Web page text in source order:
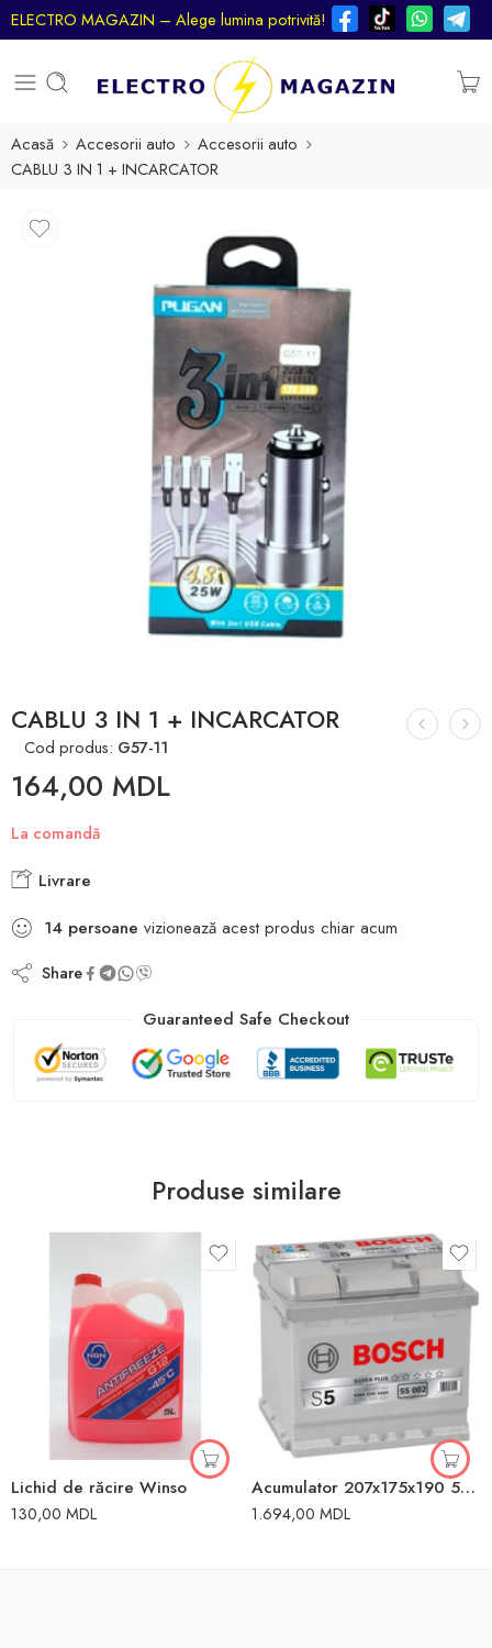
ELECTRO MAGAZIN – Alege lumina potrivită!
Acasă Accesorii auto
Accesorii auto
CABLU 3 IN 1 + INCARCATOR
CABLU 3 IN 1 + INCARCATOR
Cod produs: G57-11
164,00 MDL
La comandă
Livrare
14 persoane vizionează acest produs chiar acum
Share
Guaranteed Safe Checkout
Produse similare
Lichid de răcire Winso
130,00 MDL
Acumulator 207x175x190 530A 54Ah Bosch
1.694,00 MDL